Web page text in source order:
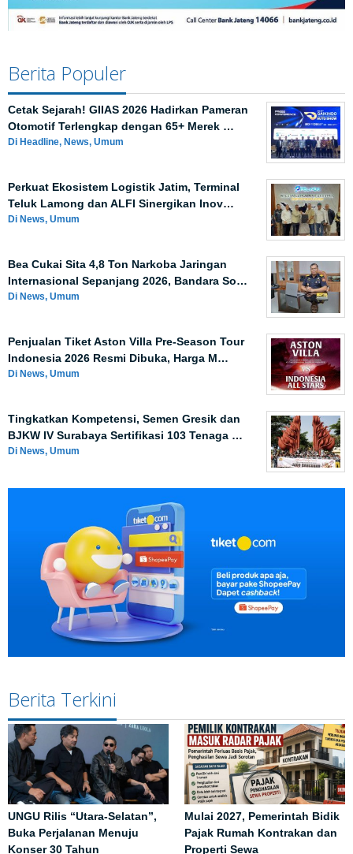
Berita Populer
Cetak Sejarah! GIIAS 2026 Hadirkan Pameran
Otomotif Terlengkap dengan 65+ Merek …
Di Headline, News, Umum
Perkuat Ekosistem Logistik Jatim, Terminal
Teluk Lamong dan ALFI Sinergikan Inov…
Di News, Umum
Bea Cukai Sita 4,8 Ton Narkoba Jaringan
Internasional Sepanjang 2026, Bandara So…
Di News, Umum
Penjualan Tiket Aston Villa Pre-Season Tour
Indonesia 2026 Resmi Dibuka, Harga M…
Di News, Umum
Tingkatkan Kompetensi, Semen Gresik dan
BJKW IV Surabaya Sertifikasi 103 Tenaga …
Di News, Umum
Berita Terkini
UNGU Rilis “Utara-Selatan”,
Buka Perjalanan Menuju
Konser 30 Tahun
Mulai 2027, Pemerintah Bidik
Pajak Rumah Kontrakan dan
Properti Sewa